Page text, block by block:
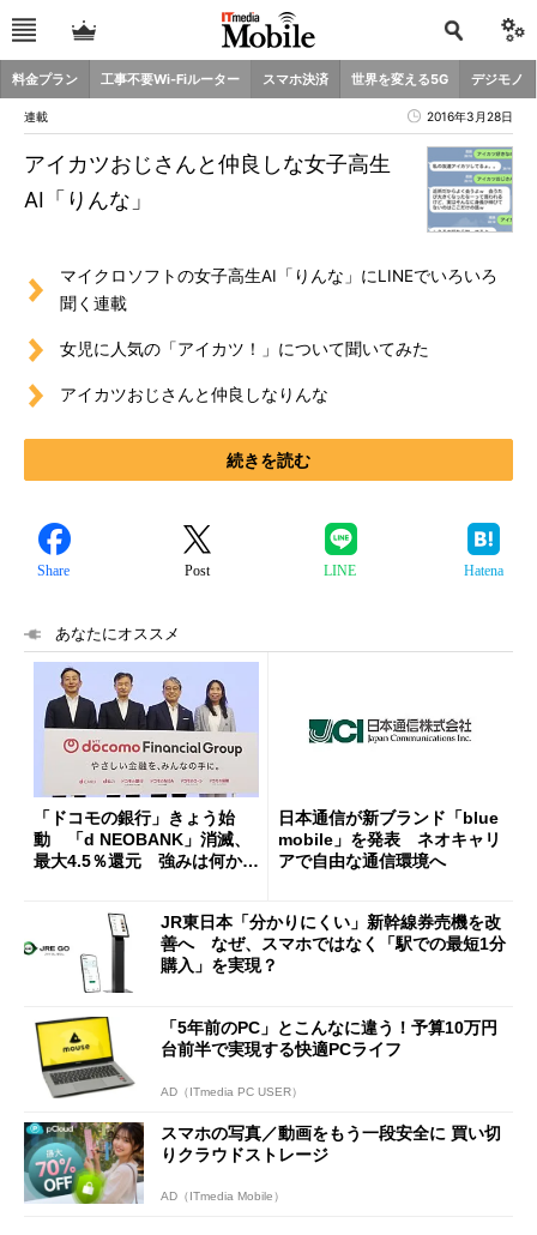
料金プラン 工事不要Wi-Fiルーター スマホ決済 世界を変える5G デジモノ
連載 2016年3月28日
アイカツおじさんと仲良しな女子高生
AI「りんな」
マイクロソフトの女子高生AI「りんな」にLINEでいろいろ
聞く連載
女児に人気の「アイカツ！」について聞いてみた
アイカツおじさんと仲良しなりんな
続きを読む
Share Post LINE Hatena
あなたにオススメ
「ドコモの銀行」きょう始
動 「d NEOBANK」消滅、
最大4.5％還元 強みは何か解
日本通信が新ブランド「blue
mobile」を発表 ネオキャリ
アで自由な通信環境へ
JR東日本「分かりにくい」新幹線券売機を改
善へ なぜ、スマホではなく「駅での最短1分
購入」を実現？
「5年前のPC」とこんなに違う！予算10万円
台前半で実現する快適PCライフ
AD（ITmedia PC USER）
スマホの写真／動画をもう一段安全に 買い切
りクラウドストレージ
AD（ITmedia Mobile）